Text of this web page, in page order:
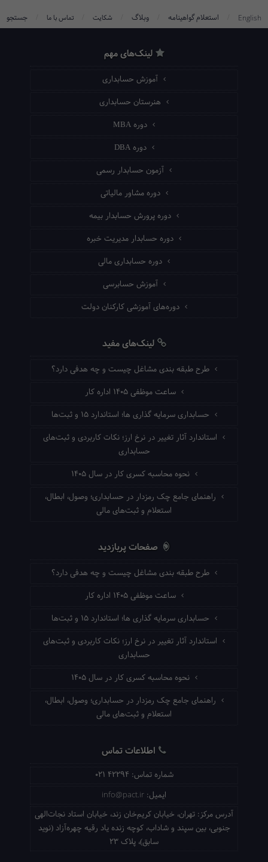
English استعلام گواهینامه وبلاگ شکایت تماس با ما جستجو
لینک‌های مهم
آموزش حسابداری
هنرستان حسابداری
دوره MBA
دوره DBA
آزمون حسابدار رسمی
دوره مشاور مالیاتی
دوره پرورش حسابدار بیمه
دوره حسابدار مدیریت خبره
دوره حسابداری مالی
آموزش حسابرسی
دوره‌های آموزشی کارکنان دولت
لینک‌های مفید
طرح طبقه بندی مشاغل چیست و چه هدفی دارد؟
ساعت موظفی ۱۴۰۵ اداره کار
حسابداری سرمایه گذاری ها؛ استاندارد ۱۵ و ثبت‌ها
استاندارد آثار تغییر در نرخ ارز؛ نکات کاربردی و ثبت‌های
حسابداری
نحوه محاسبه کسری کار در سال ۱۴۰۵
راهنمای جامع چک رمزدار در حسابداری؛ وصول، ابطال،
استعلام و ثبت‌های مالی
صفحات پربازدید
طرح طبقه بندی مشاغل چیست و چه هدفی دارد؟
ساعت موظفی ۱۴۰۵ اداره کار
حسابداری سرمایه گذاری ها؛ استاندارد ۱۵ و ثبت‌ها
استاندارد آثار تغییر در نرخ ارز؛ نکات کاربردی و ثبت‌های
حسابداری
نحوه محاسبه کسری کار در سال ۱۴۰۵
راهنمای جامع چک رمزدار در حسابداری؛ وصول، ابطال،
استعلام و ثبت‌های مالی
اطلاعات تماس
شماره تماس: 021 42294
ایمیل: info@pact.ir
آدرس مرکز: تهران، خیابان کریم‌خان زند، خیابان استاد نجات‌الهی
جنوبی، بین سپند و شاداب، کوچه زنده یاد رقیه چهره‌آزاد (نوید
سابق)، پلاک 23